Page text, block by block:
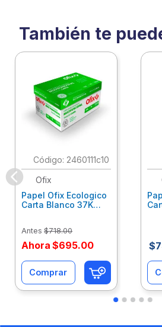
También te
: 2460111c10
Ofix
Papel Ofix Ecologico
Carta Blanco 37K
Antes $718.00
Ahora $695.00
Comprar
$